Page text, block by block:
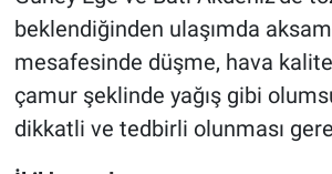
beklendiğinden ulaşımda
mesafesinde düşme, hava
çamur şeklinde yağış gibi
dikkatli ve tedbirli olunması